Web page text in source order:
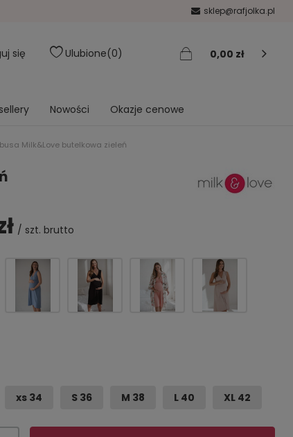
sklep@rafjolka.pl
się Ulubione 0 0,00 zł
Nowości Okazje cenowe
Milk&Love butelkowa zieleń
/ szt. brutto
xs 34 S 36 M 38 L 40 XL 42